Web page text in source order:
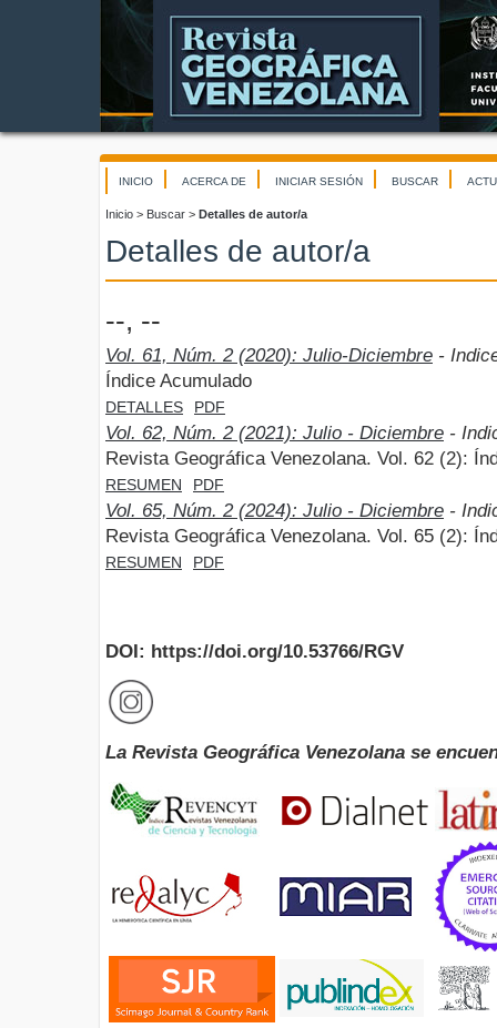
INICIO ACERCA DE INICIAR SESIÓN BUSCAR
Inicio > Buscar > Detalles de autor/a
Detalles de autor/a
--, --
Vol. 61, Núm. 2 (2020): Julio-Diciembre -
Índice Acumulado
DETALLES PDF
Vol. 62, Núm. 2 (2021): Julio - Diciembre -
Revista Geográfica Venezolana. Vol. 62 (2):
RESUMEN PDF
Vol. 65, Núm. 2 (2024): Julio - Diciembre -
Revista Geográfica Venezolana. Vol. 65 (2):
RESUMEN PDF
DOI: https://doi.org/10.53766/RGV
La Revista Geográfica Venezolana se